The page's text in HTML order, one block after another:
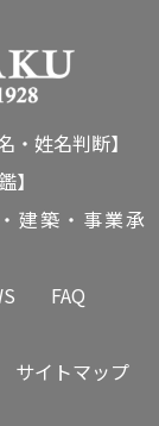
・姓名判断】
】
建築・事業承
FAQ
サイトマップ